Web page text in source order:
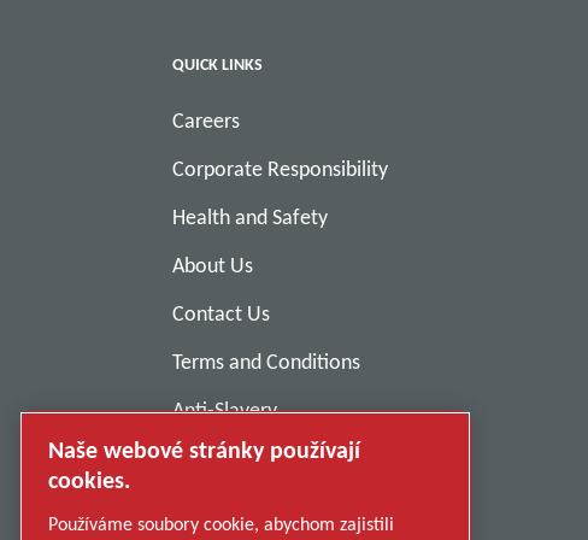
QUICK LINKS
Careers
Corporate Responsibility
Health and Safety
About Us
Contact Us
Terms and Conditions
Anti-Slavery
Privacy Policy
Naše webové stránky používají
cookies.
Používáme soubory cookie, abychom zajistili